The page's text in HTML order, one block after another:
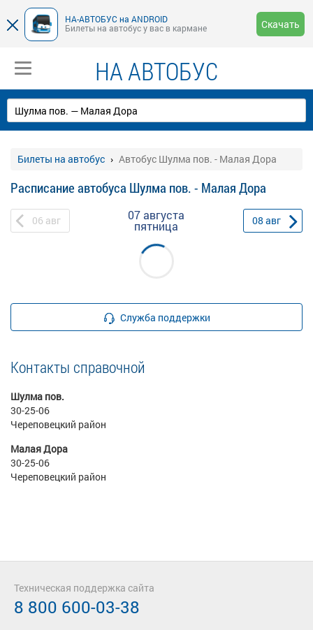
НА-АВТОБУС на ANDROID
Билеты на автобус у вас в кармане
Скачать
НА АВТОБУС
Билеты на автобус Автобус Шулма пов. - Малая Дора
Расписание автобуса Шулма пов. - Малая Дора
06 авг 07 августа
пятница 08 авг
Служба поддержки
Контакты справочной
Шулма пов.
30-25-06
Череповецкий район
Малая Дора
30-25-06
Череповецкий район
Техническая поддержка сайта
8 800 600-03-38